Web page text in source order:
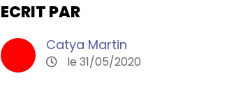
ECRIT PAR
Catya Martin
le 31/05/2020